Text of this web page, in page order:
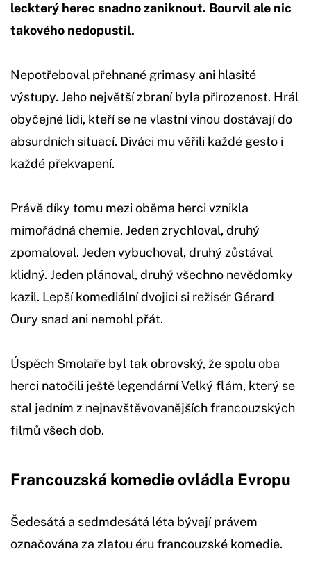
leckterý herec snadno zaniknout. Bourvil ale nic
takového nedopustil.
Nepotřeboval přehnané grimasy ani hlasité
výstupy. Jeho největší zbraní byla přirozenost. Hrál
obyčejné lidi, kteří se ne vlastní vinou dostávají do
absurdních situací. Diváci mu věřili každé gesto i
každé překvapení.
Právě díky tomu mezi oběma herci vznikla
mimořádná chemie. Jeden zrychloval, druhý
zpomaloval. Jeden vybuchoval, druhý zůstával
klidný. Jeden plánoval, druhý všechno nevědomky
kazil. Lepší komediální dvojici si režisér Gérard
Oury snad ani nemohl přát.
Úspěch Smolaře byl tak obrovský, že spolu oba
herci natočili ještě legendární Velký flám, který se
stal jedním z nejnavštěvovanějších francouzských
filmů všech dob.
Francouzská komedie ovládla Evropu
Šedesátá a sedmdesátá léta bývají právem
označována za zlatou éru francouzské komedie.